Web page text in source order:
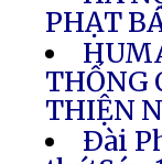
PHẠT
THỐNG
THIỆN
Ðài